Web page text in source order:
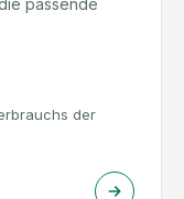
passende
der